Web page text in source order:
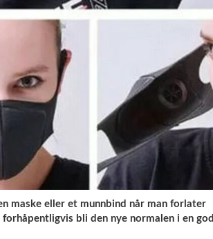
maske eller et munnbind når man forlater
bli den nye normalen i en god